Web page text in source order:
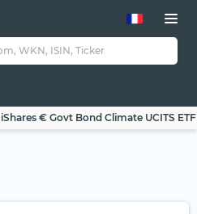
iShares € Govt Bond Climate UCITS